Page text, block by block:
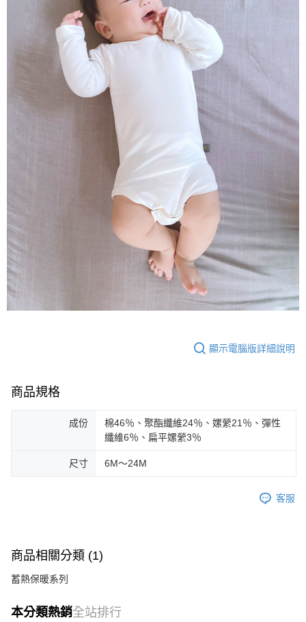
顯示電腦版詳細說明
商品規格
成份
棉46％、聚酯纖維24％、嫘縈21％、彈性
纖維6％、扁平嫘縈3％
尺寸 6M～24M
客服
商品相關分類 (1)
蓄熱保暖系列
本分類熱銷全站排行